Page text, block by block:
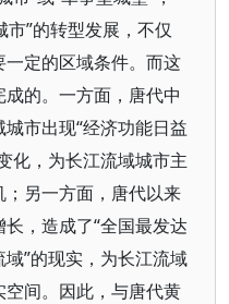
市”的转型发展，不仅
定的区域条件。而这
的。一方面，唐代中
市出现“经济功能日益
化，为长江流域城市主
另一方面，唐代以来
，造成了“全国最发达
”的现实，为长江流域
间。因此，与唐代黄